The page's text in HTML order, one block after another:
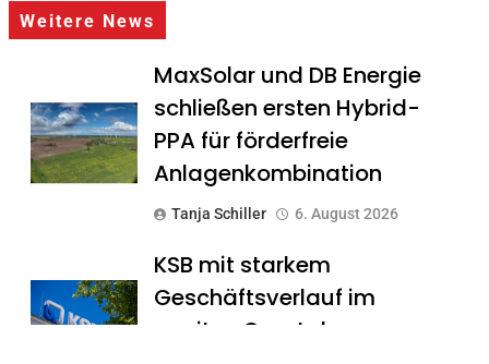
Weitere News
MaxSolar und DB Energie
schließen ersten Hybrid-
PPA für förderfreie
Anlagenkombination
Tanja Schiller 6. August 2026
KSB mit starkem
Geschäftsverlauf im
zweiten Quartal